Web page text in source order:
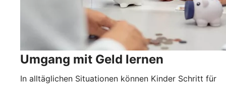
Umgang mit Geld lernen
In alltäglichen Situationen können Kinder Schritt für